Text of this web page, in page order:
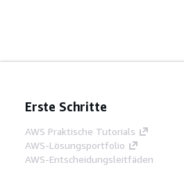
Erste Schritte
AWS Praktische Tutorials
AWS-Lösungsportfolio
AWS-Entscheidungsleitfäden